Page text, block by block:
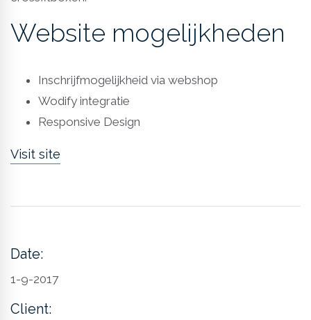
Website mogelijkheden
Inschrijfmogelijkheid via webshop
Wodify integratie
Responsive Design
Visit site
Date:
1-9-2017
Client: